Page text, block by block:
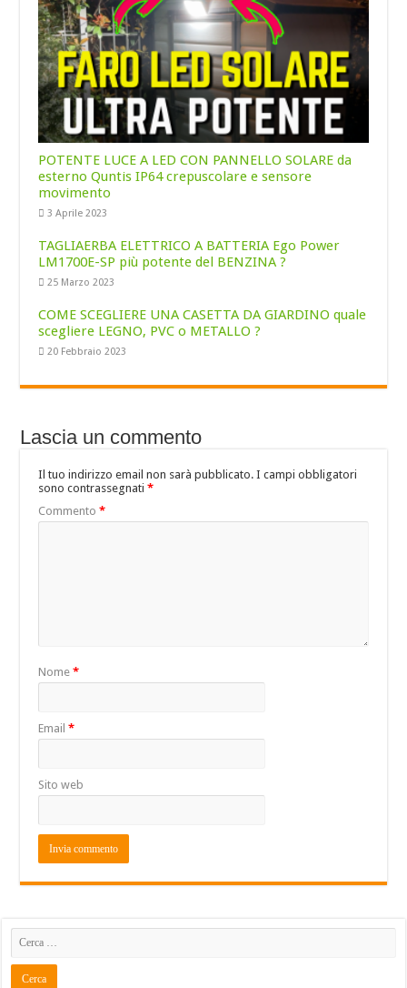
POTENTE LUCE A LED CON PANNELLO SOLARE da
esterno Quntis IP64 crepuscolare e sensore
movimento
3 Aprile 2023
TAGLIAERBA ELETTRICO A BATTERIA Ego Power
LM1700E-SP più potente del BENZINA ?
25 Marzo 2023
COME SCEGLIERE UNA CASETTA DA GIARDINO quale
scegliere LEGNO, PVC o METALLO ?
20 Febbraio 2023
Lascia un commento
Il tuo indirizzo email non sarà pubblicato. I campi obbligatori
sono contrassegnati*
Commento*
Nome*
Email*
Sito web